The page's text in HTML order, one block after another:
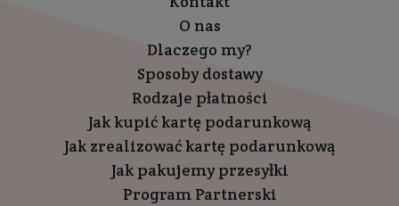
O nas
Dlaczego my?
Sposoby dostawy
Rodzaje płatności
Jak kupić kartę podarunkową
Jak zrealizować kartę podarunkową
Jak pakujemy przesyłki
Program Partnerski